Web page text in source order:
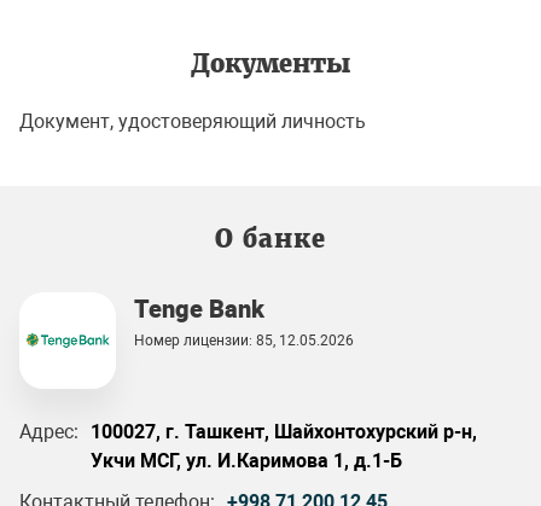
Документы
Документ, удостоверяющий личность
О банке
Tenge Bank
Номер лицензии: 85, 12.05.2026
Адрес:
100027, г. Ташкент, Шайхонтохурский р-н,
Укчи МСГ, ул. И.Каримова 1, д.1-Б